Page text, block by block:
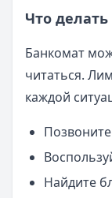
Что
Банкомат
читаться.
каждой
Найдите